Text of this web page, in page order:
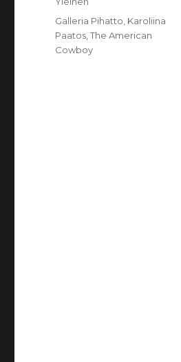
Avainsanat
Galleria Pihatto Karoliina
Paatos ,The American
Cowboy